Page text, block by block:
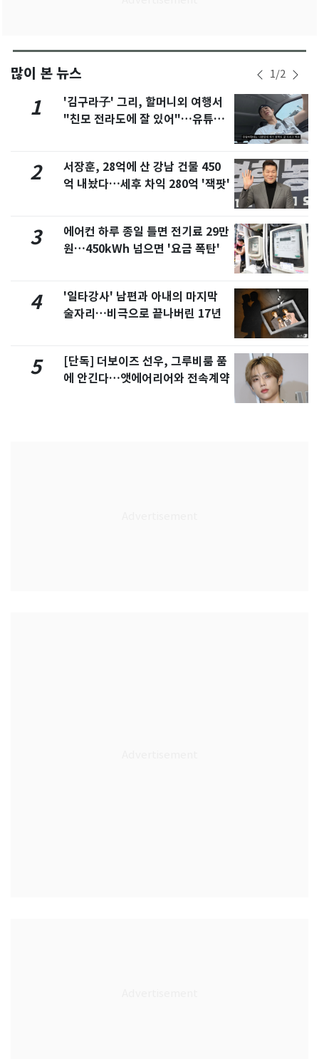
많이 본 뉴스 1/2
1
'김구라子' 그리, 할머니외 여행서
"친모 전라도에 잘 있어"…유튜브
2
서장훈, 28억에 산 강남 건물 450
억 내놨다…세후 차익 280억 '잭팟'
3
에어컨 하루 종일 틀면 전기료 29만
원…450kWh 넘으면 '요금 폭탄'
4
'일타강사' 남편과 아내의 마지막
술자리…비극으로 끝나버린 17년
5
[단독] 더보이즈 선우, 그루비룸 품
에 안긴다…앳에어리어와 전속계약